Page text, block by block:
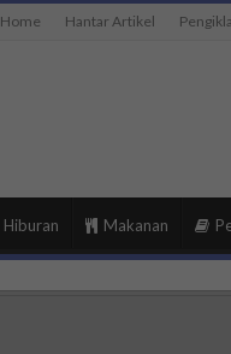
Home Hantar Artikel
Hiburan Makanan